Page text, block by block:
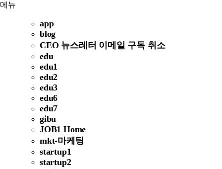
메뉴
app
blog
CEO 뉴스레터 이메일 구독 취소
edu
edu1
edu2
edu3
edu6
edu7
gibu
JOB1 Home
mkt-마케팅
startup1
startup2